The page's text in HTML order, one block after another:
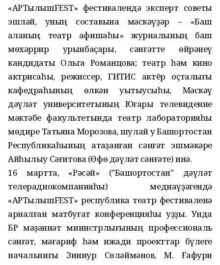
«AРTылышFEST» фестивалендә эксперт советы
эшләй, уның составына мәскәүҙәр – «Баш
ҡаланың театр афишаһы» журналының баш
мөхәррир урынбаҫары, сәнғәтте өйрәнеү
кандидаты Ольга Романцова; театр һәм кино
актрисаһы, режиссер, ГИТИС актёр оҫталығы
кафедраһының өлкән уҡытыусыһы, Мәскәү
дәүләт университетының Юғары телевидение
мәктәбе факультетында театр лабораторияһы
мөдире Татьяна Морозова, шулай уҡ Башҡортостан
Республикаһының атҡаҙанған сәнғәт эшмәкәре
Айһылыу Сәғитова (Өфө дәүләт сәнғәте) инә.
16 мартта, «Рәсәй» ("Башҡортостан" дәүләт
телерадиокомпанияһы) медиаүҙәгендә
«AРTылышFEST» республика театр фестиваленә
арналған матбуғат конференцияһы уҙҙы. Унда
БР мәҙәниәт министрлығының профессиональ
сәнғәт, мәғариф һәм ижади проекттар бүлеге
начальнигы Зиннур Сөләймәнов, М. Ғафури